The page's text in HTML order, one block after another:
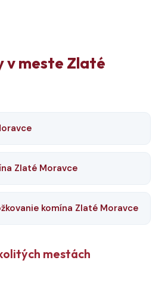
v meste Zlaté
Zlaté Moravce
komína Zlaté Moravce
mestách